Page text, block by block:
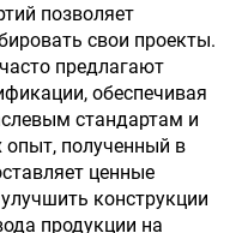
позволяет
свои проекты.
предлагают
обеспечивая
стандартам и
полученный в
ценные
конструкции
продукции на